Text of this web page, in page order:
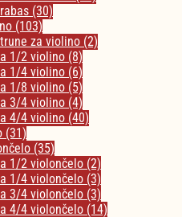
(30)
(103)
za violino (2)
1/2 violino (8)
1/4 violino (6)
1/8 violino (5)
3/4 violino (4)
4/4 violino (40)
(31)
(35)
1/2 violončelo (2)
1/4 violončelo (3)
3/4 violončelo (3)
4/4 violončelo (14)